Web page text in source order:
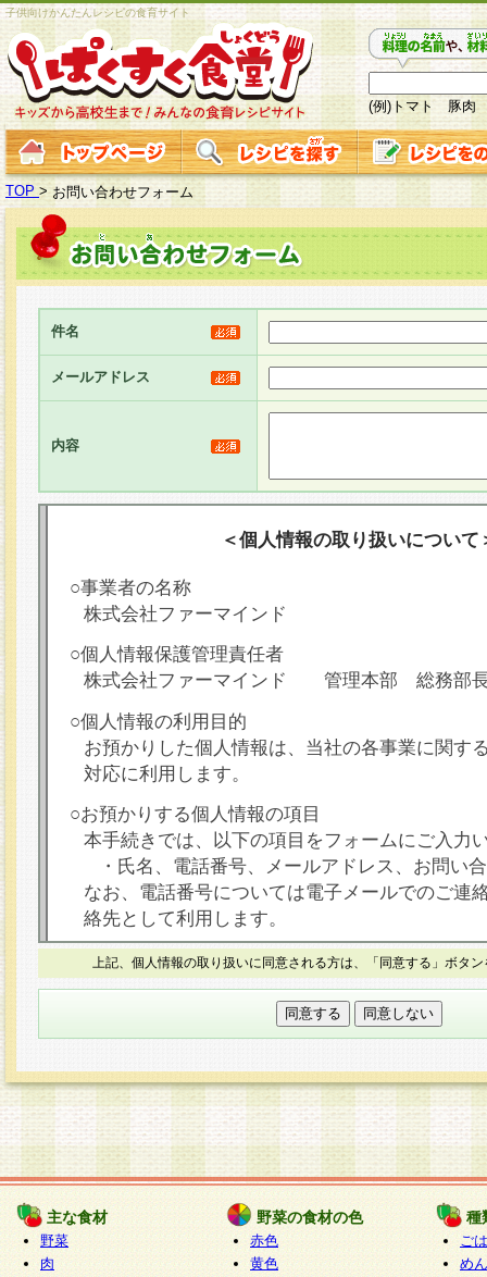
子供向けかんたんレシピの食育サイト
(例)トマト 豚肉
TOP > お問い合わせフォーム
件名
メールアドレス
内容
＜個人情報の取り扱いについて
○事業者の名称
株式会社ファーマインド
○個人情報保護管理責任者
株式会社ファーマインド 管理本部 総務部
○個人情報の利用目的
お預かりした個人情報は、当社の各事業に関す
対応に利用します。
○お預かりする個人情報の項目
本手続きでは、以下の項目をフォームにご入力
・氏名、電話番号、メールアドレス、お問い
なお、電話番号については電子メールでのご連
絡先として利用します。
○本人が容易に認識できない方法による個人情報
本フォームでは、セッション管理のためCookie
○個人情報の第三者提供について
力いただく個人情報は第三者に提供しません。
○個人情報の委託について
個人情報の取り扱いを外部に委託する場合は、
情報管理基準を満たす企業を選定して委託を行
が行われるよう監督します。
○開示対象個人情報の開示等および問い合わせ窓口
本人からの求めにより、当社が本件により取得
上記、個人情報の取り扱いに同意される方は、「同意する」ボタ
主な食材
野菜
肉
野菜の食材の色
赤色
黄色
種
ご
めん